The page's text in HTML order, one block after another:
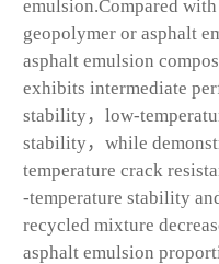
emulsion.Compared
geopolymer or asphalt
asphalt emulsion
exhibits intermediate
stability，low-
stability，while
temperature crack
-temperature stability
recycled mixture
asphalt emulsion